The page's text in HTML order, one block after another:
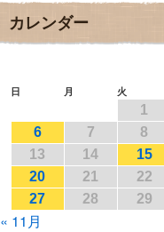
2017年9月
2017年8月
2017年5月
2017年3月(1)
2017年2月(1)
2017年1月(2)
2016年12月(4)
2016年11月(3)
2016年10月
カレンダー
日 月 火
1
6
7 8
13
14 15
20
21 22
27
28 29
« 11月